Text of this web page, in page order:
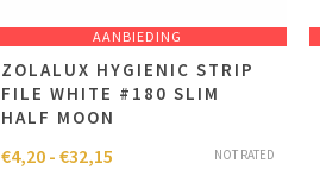
AANBIEDING
ZOLALUX HYGIENIC STRIP
FILE WHITE #180 SLIM
HALF MOON
NOT RATED
€4,20 - €32,15